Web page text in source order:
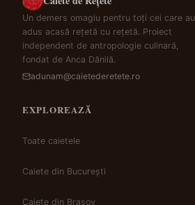
Un demers omagiu pentru toți cei care au
adus acasă rețetă cu rețetă. Proiect
independent de antropologie culinară,
fondat de Anca Dănilă.
adunam@caietederetete.ro
EXPLOREAZĂ
Toate caietele
Caiete din București
Caiete din Brașov